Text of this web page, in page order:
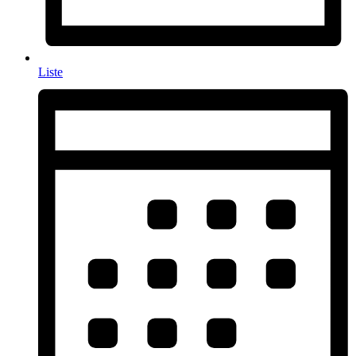
Liste